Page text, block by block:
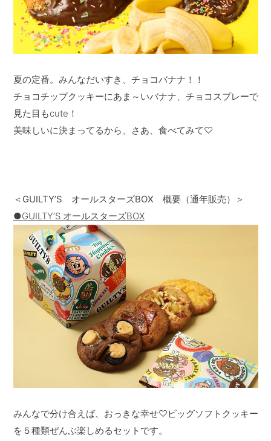
夏の定番。みんなだいすき、チョコバナナ！！
チョコチップクッキーにあま～いバナナ、チョコスプレーで
見た目もcute！
美味しいに決まってるから、さあ、食べてみて♡
＜GUILTY’S オールスターズBOX 概要（通年販売）＞
●GUILTYʼS オールスターズBOX
みんなで分け合えば、おっきな幸せ♡ビッグソフトクッキー
を５種類ぜんぶ楽しめるセットです。